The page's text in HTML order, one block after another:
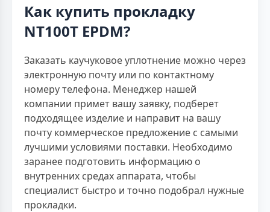
Как купить прокладку
NT100T EPDM?
Заказать каучуковое уплотнение можно через
электронную почту или по контактному
номеру телефона. Менеджер нашей
компании примет вашу заявку, подберет
подходящее изделие и направит на вашу
почту коммерческое предложение с самыми
лучшими условиями поставки. Необходимо
заранее подготовить информацию о
внутренних средах аппарата, чтобы
специалист быстро и точно подобрал нужные
прокладки.